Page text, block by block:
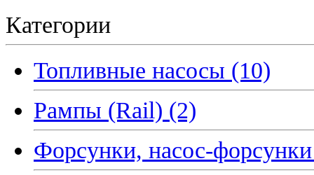
Категории
Топливные насосы (10)
Рампы (Rail) (2)
Форсунки, насос-